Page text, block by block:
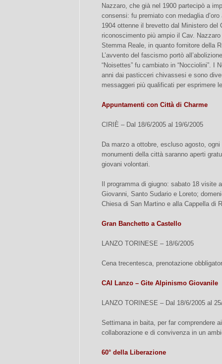
Nazzaro, che già nel 1900 partecipò a
consensi: fu premiato con medaglia
1904 ottenne il brevetto dal Ministero del
riconoscimento più ampio il Cav.
Stemma Reale, in quanto fornitore della
L’avvento del fascismo portò
“Noisettes” fu cambiato in “Nocciolini”. I
anni dai pasticceri chivassesi e sono
messaggeri più qualificati per esprimere
Appuntamenti con Città di Charme
CIRIÈ – Dal 18/6/2005 al 19/6/2005
Da marzo a ottobre, escluso agosto,
monumenti della città saranno aperti
giovani volontari.
Il programma di giugno: sabato 18 visite
Giovanni, Santo Sudario e Loreto;
Chiesa di San Martino e alla Cappella di
Gran Banchetto a Castello
LANZO TORINESE – 18/6/2005
Cena trecentesca, prenotazione
CAI Lanzo – Gite Alpinismo Giovanile
LANZO TORINESE – Dal 18/6/2005 al
Settimana in baita, per far comprendere
collaborazione e di convivenza in un
60° della Liberazione